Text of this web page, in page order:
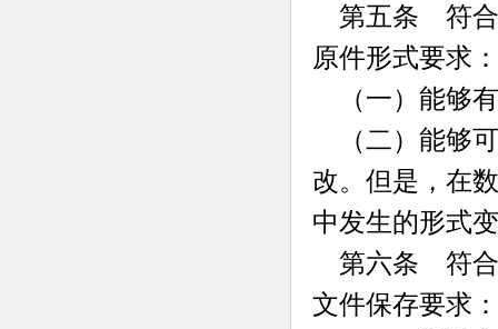
第五条 符合
原件形式要求：
（一）能够
（二）能够
改。但是，在
中发生的形式
第六条 符合
文件保存要求：